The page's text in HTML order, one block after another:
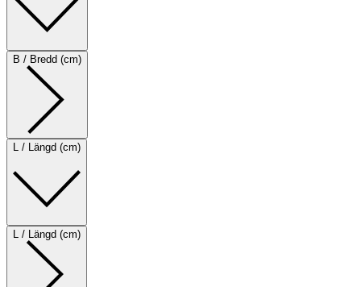
B / Bredd (cm)
L / Längd (cm)
L / Längd (cm)